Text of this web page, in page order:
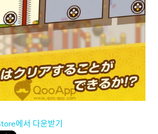
에서 다운받기